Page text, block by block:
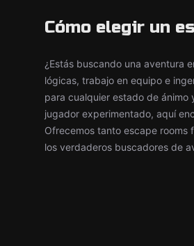
Cómo elegir un
¿Estás buscando una aventura
lógicas, trabajo en equipo e
para cualquier estado de ánimo
jugador experimentado, aquí
Ofrecemos tanto escape rooms
los verdaderos buscadores de